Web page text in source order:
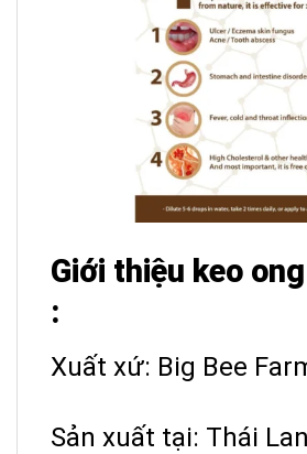
Giới thiệu keo
:
Xuất xứ: Big Bee
Sản xuất tại: Thái